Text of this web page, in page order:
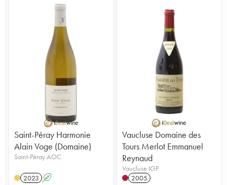
Saint-Péray Harmonie
Alain Voge (Domaine)
Saint-Péray AOC
2023 A
Vaucluse Domaine des
Tours Merlot Emmanuel
Reynaud
Vaucluse IGP
2005